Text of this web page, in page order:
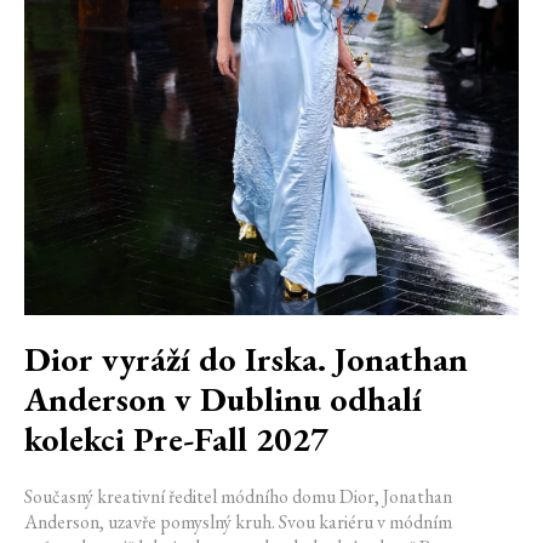
Dior vyráží do Irska. Jonathan
Anderson v Dublinu odhalí
kolekci Pre-Fall 2027
Současný kreativní ředitel módního domu Dior, Jonathan
Anderson, uzavře pomyslný kruh. Svou kariéru v módním